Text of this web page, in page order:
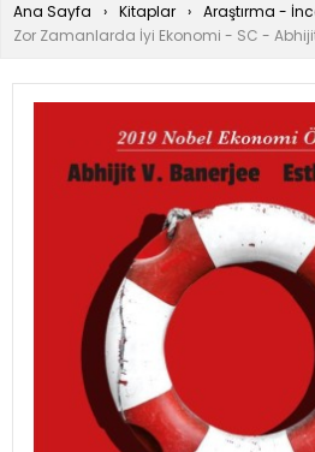
Ana Sayfa Kitaplar
Araştırma -
Zor Zamanlarda İyi Ekonomi - SC -